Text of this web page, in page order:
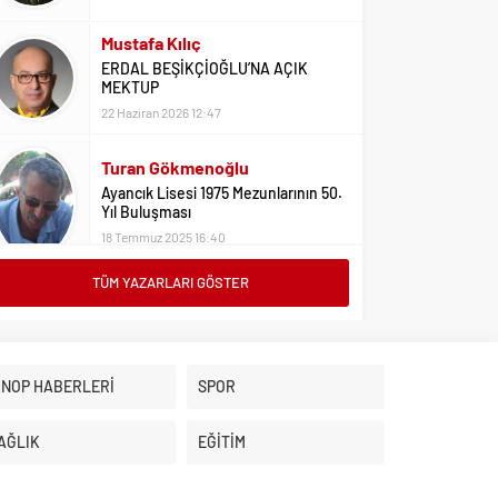
Mustafa Kılıç
ERDAL BEŞİKÇİOĞLU’NA AÇIK
MEKTUP
22 Haziran 2026 12:47
Turan Gökmenoğlu
Ayancık Lisesi 1975 Mezunlarının 50.
Yıl Buluşması
18 Temmuz 2025 16:40
Adil Yıldız
Üniversite Tercihleri İçin Öneriler
TÜM YAZARLARI GÖSTER
HABERLERİ SPOR
EĞİTİM